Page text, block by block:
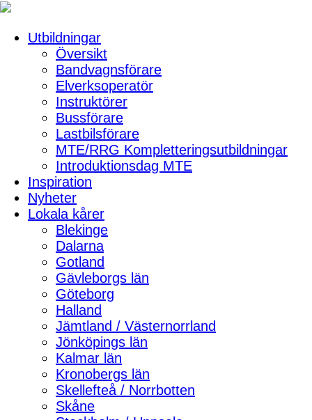
Utbildningar
Översikt
Bandvagnsförare
Elverksoperatör
Instruktörer
Bussförare
Lastbilsförare
MTE/RRG Kompletteringsutbildningar
Introduktionsdag MTE
Inspiration
Nyheter
Lokala kårer
Blekinge
Dalarna
Gotland
Gävleborgs län
Göteborg
Halland
Jämtland / Västernorrland
Jönköpings län
Kalmar län
Kronobergs län
Skellefteå / Norrbotten
Skåne